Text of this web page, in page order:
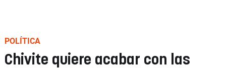
POLÍTICA
Chivite quiere acabar con las